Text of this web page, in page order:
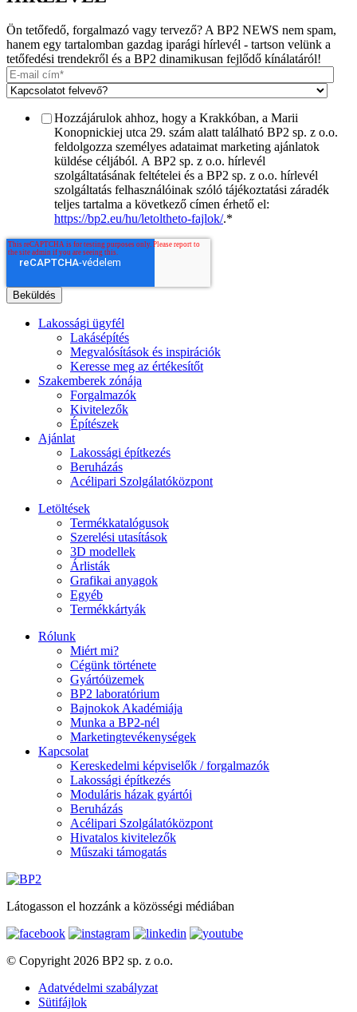
Ön tetőfedő, forgalmazó vagy tervező? A BP2 NEWS nem spam,
hanem egy tartalomban gazdag iparági hírlevél - tartson velünk a
tetőfedési trendekről és a BP2 dinamikusan fejlődő kínálatáról!
Hozzájárulok ahhoz, hogy a Krakkóban, a Marii
Konopnickiej utca 29. szám alatt található BP2 sp. z o.o.
feldolgozza személyes adataimat marketing ajánlatok
küldése céljából. A BP2 sp. z o.o. hírlevél
szolgáltatásának feltételei és a BP2 sp. z o.o. hírlevél
szolgáltatás felhasználóinak szóló tájékoztatási záradék
teljes tartalma a következő címen érhető el:
https://bp2.eu/hu/letoltheto-fajlok/.*
Lakossági ügyfél
Lakásépítés
Megvalósítások és inspirációk
Keresse meg az értékesítőt
Szakemberek zónája
Forgalmazók
Kivitelezők
Építészek
Ajánlat
Lakossági építkezés
Beruházás
Acélipari Szolgálatóközpont
Letöltések
Termékkatalógusok
Szerelési utasítások
3D modellek
Árlisták
Grafikai anyagok
Egyéb
Termékkártyák
Rólunk
Miért mi?
Cégünk története
Gyártóüzemek
BP2 laboratórium
Bajnokok Akadémiája
Munka a BP2-nél
Marketingtevékenységek
Kapcsolat
Kereskedelmi képviselők / forgalmazók
Lakossági építkezés
Moduláris házak gyártói
Beruházás
Acélipari Szolgálatóközpont
Hivatalos kivitelezők
Műszaki támogatás
Látogasson el hozzánk a közösségi médiában
© Copyright 2026 BP2 sp. z o.o.
Adatvédelmi szabályzat
Sütifájlok